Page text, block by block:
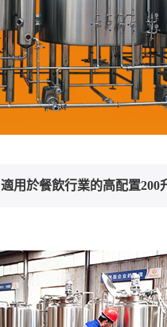
適用於餐飲行業的高配置200